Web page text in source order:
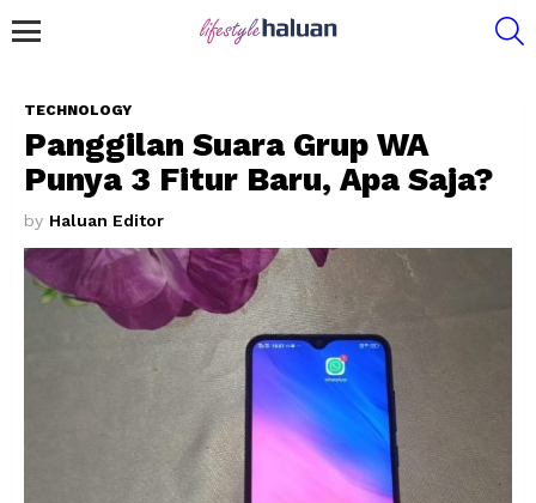
TECHNOLOGY
Panggilan Suara Grup WA
Punya 3 Fitur Baru, Apa Saja?
by Haluan Editor